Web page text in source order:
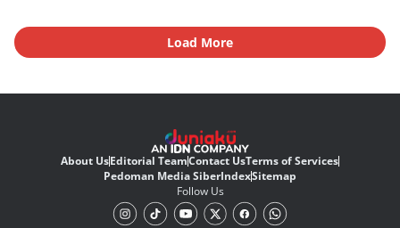
Load More
About UsEditorial TeamContact UsTerms of Services
Pedoman Media SiberIndexSitemap
Follow Us